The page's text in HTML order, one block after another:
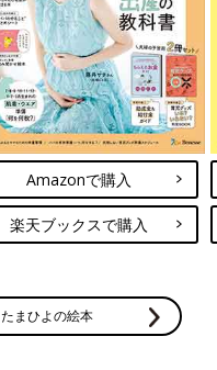
Amazonで購入
楽天ブックスで購入
たまひよの絵本